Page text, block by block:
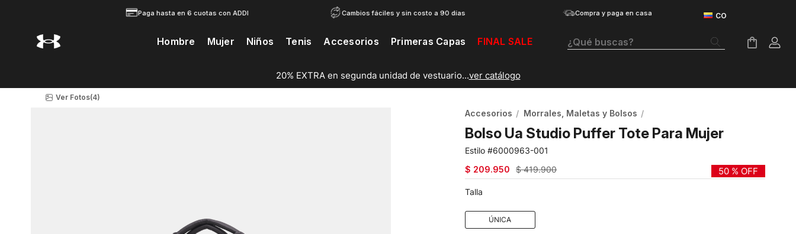
Paga hasta en 6 cuotas con ADDI Cambios fáciles y sin costo a 90 días Compra y paga en casa
Hombre Mujer Niños Tenis Accesorios Primeras Capas FINAL SALE ¿Qué buscas?
20% EXTRA en segunda unidad de vestuario...ver catálogo
Ver Fotos(4)
Accesorios Morrales, Maletas y Bolsos
Bolso Ua Studio Puffer Tote Para Mujer
6000963-001
$ 209.950 $ 419.900 50 % OFF
Talla
ÚNICA
Botas
Tenis Mujer